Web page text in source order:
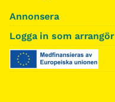
Annonsera
Logga in som arrangör